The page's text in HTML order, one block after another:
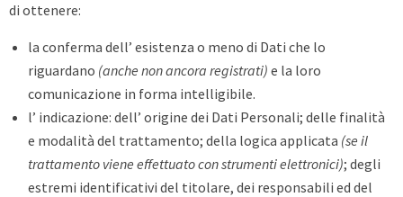
di ottenere:
la conferma dell’ esistenza o meno di Dati che lo
riguardano (anche non ancora registrati) e la loro
comunicazione in forma intelligibile.
l’ indicazione: dell’ origine dei Dati Personali; delle finalità
e modalità del trattamento; della logica applicata (se il
trattamento viene effettuato con strumenti elettronici); degli
estremi identificativi del titolare, dei responsabili ed del